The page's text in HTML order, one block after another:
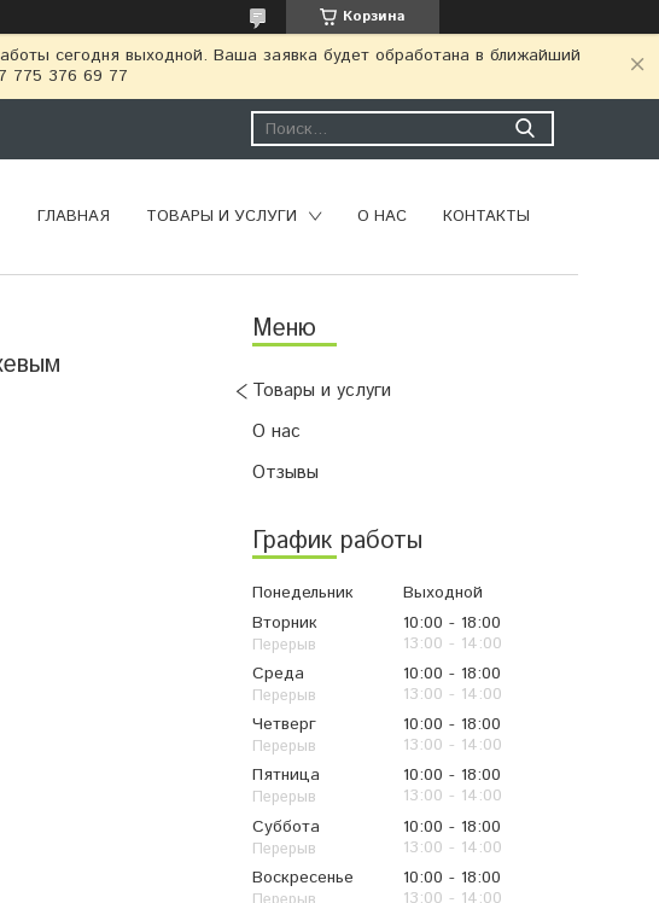
Корзина
сегодня выходной. Ваша заявка будет обработана в ближайший
775 376 69 77
ГЛАВНАЯ ТОВАРЫ И УСЛУГИ О НАС КОНТАКТЫ
Товары и услуги
О нас
Отзывы
График работы
Понедельник
Выходной
Вторник
10:00
18:00
13:00
14:00
Среда
10:00
18:00
13:00
14:00
Четверг
10:00
18:00
13:00
14:00
Пятница
10:00
18:00
13:00
14:00
Суббота
10:00
18:00
13:00
14:00
Воскресенье
10:00
18:00
13:00
14:00